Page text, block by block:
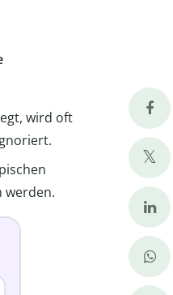
wird oft
werden.